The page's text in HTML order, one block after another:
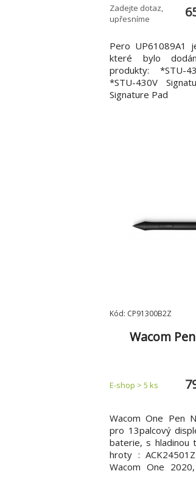
Zadejte dotaz,
upřesníme
Pero UP61089A1
které bylo
produkty: *STU-
*STU-430V
Signature Pad
Kód: CP91300B2Z
Wacom
E-shop > 5 ks
Wacom One Pen
pro 13palcový
baterie, s hladinou
hroty :
Wacom One